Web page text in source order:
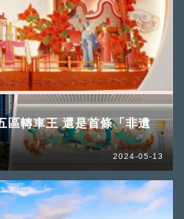
區轉車王 還是首條「非遺
2024-05-13